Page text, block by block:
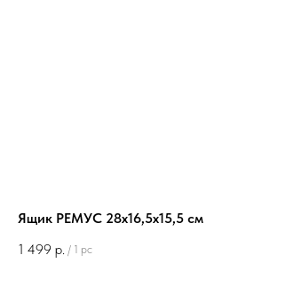
Ящик РЕМУС 28х16,5х15,5 см
1 499 р. / 1 pc